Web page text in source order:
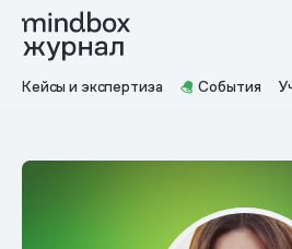
Кейсы и экспертиза События